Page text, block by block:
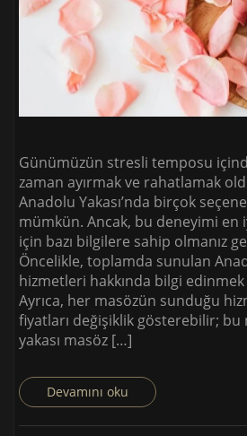
Günümüzün stresli temposu
zaman ayırmak ve rahatlamak
Anadolu Yakası’nda birçok
mümkün. Ancak, bu deneyimi en
için bazı bilgilere sahip olmanız
Öncelikle, toplamda sunulan
hizmetleri hakkında bilgi
Ayrıca, her masözün sunduğu
fiyatları değişiklik gösterebilir; bu
yakası masöz […]
Devamını oku